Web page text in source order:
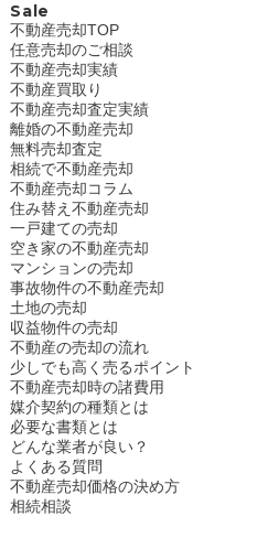
Sale
不動産売却TOP
任意売却のご相談
不動産売却実績
不動産買取り
不動産売却査定実績
離婚の不動産売却
無料売却査定
相続で不動産売却
不動産売却コラム
住み替え不動産売却
一戸建ての売却
空き家の不動産売却
マンションの売却
事故物件の不動産売却
土地の売却
収益物件の売却
不動産の売却の流れ
少しでも高く売るポイント
不動産売却時の諸費用
媒介契約の種類とは
必要な書類とは
どんな業者が良い？
よくある質問
不動産売却価格の決め方
相続相談